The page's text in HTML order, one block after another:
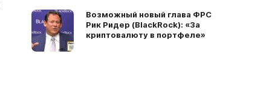
Возможный новый глава ФРС
Рик Ридер (BlackRock): «За
криптовалюту в портфеле»